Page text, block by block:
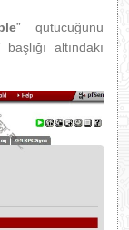
” qutucuğunu
başlığı altındakı